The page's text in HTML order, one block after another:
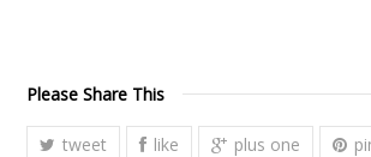
Please Share This
tweet like plus one